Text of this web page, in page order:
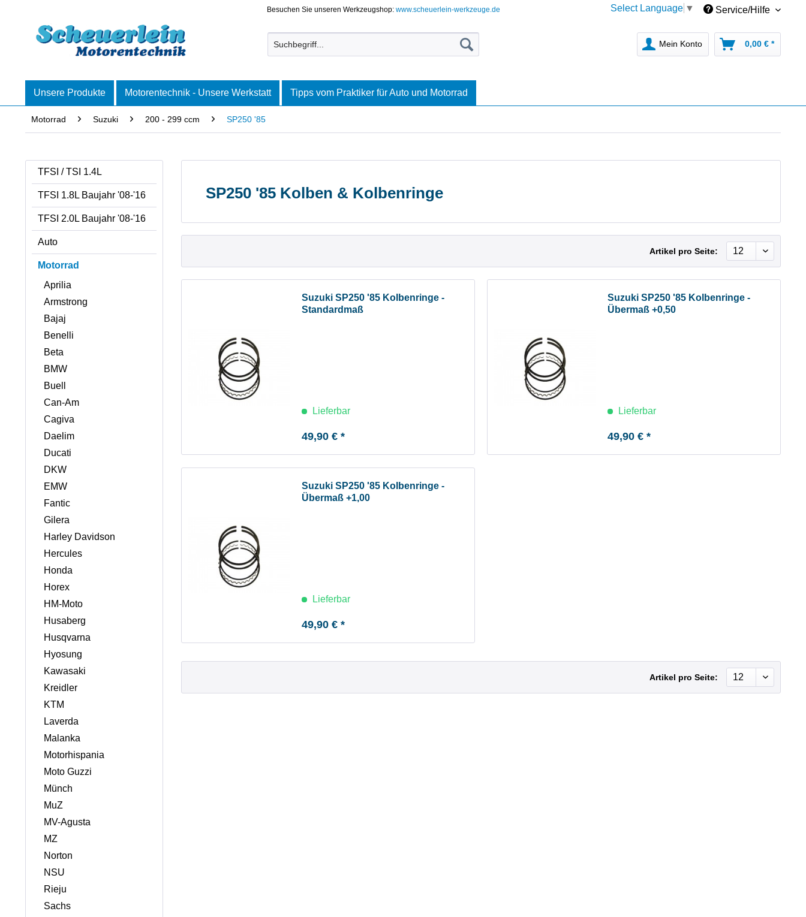
Besuchen Sie unseren Werkzeugshop:www.scheuerlein-werkzeuge.de Select Language ▼ Service/Hilfe
Mein Konto 0,00 € *
Unsere Produkte Motorentechnik - Unsere Werkstatt Tipps vom Praktiker für Auto und Motorrad
Motorrad Suzuki 200 - 299 ccm SP250 '85
TFSI / TSI 1.4L
TFSI 1.8L Baujahr '08-'16
TFSI 2.0L Baujahr '08-'16
Auto
Motorrad
Aprilia
Armstrong
Bajaj
Benelli
Beta
BMW
Buell
Can-Am
Cagiva
Daelim
Ducati
DKW
EMW
Fantic
Gilera
Harley Davidson
Hercules
Honda
Horex
HM-Moto
Husaberg
Husqvarna
Hyosung
Kawasaki
Kreidler
KTM
Laverda
Malanka
Motorhispania
Moto Guzzi
Münch
MuZ
MV-Agusta
MZ
Norton
NSU
Rieju
Sachs
SP250 '85 Kolben & Kolbenringe
Artikel pro Seite:
Suzuki SP250 '85 Kolbenringe -
Standardmaß
Lieferbar
49,90 € *
Suzuki SP250 '85 Kolbenringe -
Übermaß +0,50
Lieferbar
49,90 € *
Suzuki SP250 '85 Kolbenringe -
Übermaß +1,00
Lieferbar
49,90 € *
Artikel pro Seite: